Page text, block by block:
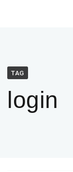
TAG
login